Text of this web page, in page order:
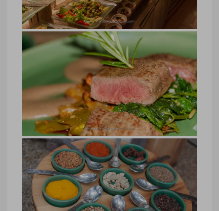
Ange Ostré
Soneva Fushi, buffet dîner
Soneva Fushi, buffet dîner © Marie-
Ange Ostré
Soneva Fushi, pièce de boeuf
Soneva Fushi, pièce de boeuf © Marie-